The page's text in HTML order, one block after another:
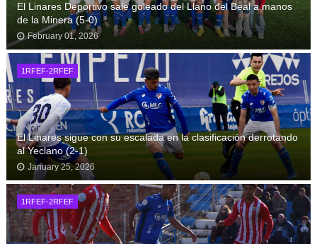
El Linares Deportivo sale goleado del Llano del Beal a manos
de la Minera (5-0)
February 01, 2026
1RFEF-2RFEF
El Linares sigue con su escalada en la clasificación derrotando
al Yeclano (2-1)
January 25, 2026
1RFEF-2RFEF